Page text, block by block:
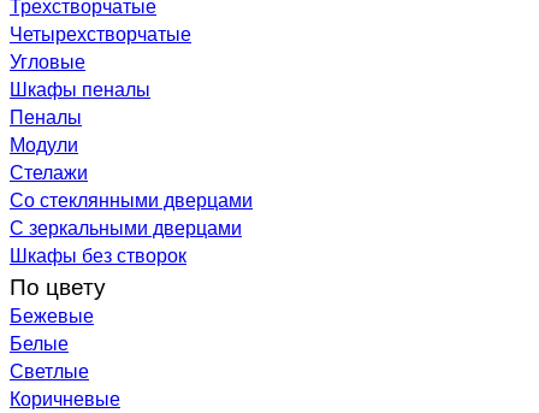
Четырехстворчатые
Угловые
Шкафы пеналы
Пеналы
Модули
Стелажи
Со стеклянными дверцами
С зеркальными дверцами
Шкафы без створок
По цвету
Бежевые
Белые
Светлые
Коричневые